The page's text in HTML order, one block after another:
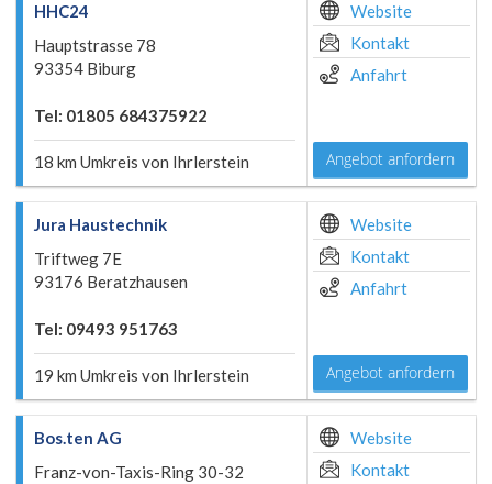
HHC24
Hauptstrasse 78
93354 Biburg
Tel: 01805 684375922
18 km Umkreis von Ihrlerstein
Website
Kontakt
Anfahrt
Angebot anfordern
Jura Haustechnik
Triftweg 7E
93176 Beratzhausen
Tel: 09493 951763
19 km Umkreis von Ihrlerstein
Website
Kontakt
Anfahrt
Angebot anfordern
Bos.ten AG
Franz-von-Taxis-Ring 30-32
Website
Kontakt